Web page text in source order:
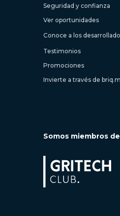
Seguridad y confianza
Ver oportunidades
Conoce a los
Testimonios
Promociones
Invierte a través de
Somos miembros